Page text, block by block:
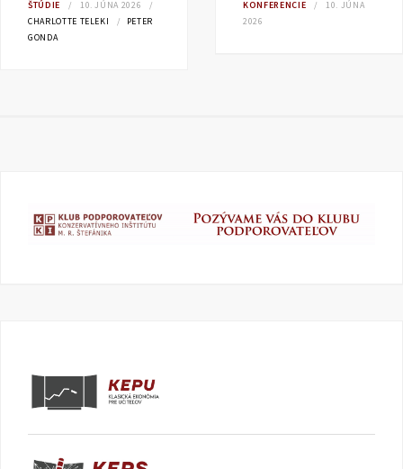
ŠTÚDIE
10. JÚNA 2026
CHARLOTTE TELEKI
PETER
GONDA
KONFERENCIE
10. JÚNA
2026